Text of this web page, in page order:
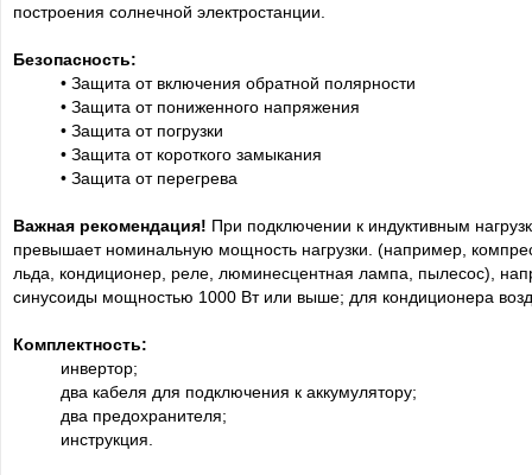
построения солнечной электростанции.
Безопасность:
• Защита от включения обратной полярности
• Защита от пониженного напряжения
• Защита от погрузки
• Защита от короткого замыкания
• Защита от перегрева
Важная рекомендация! При подключении к индуктивным
превышает номинальную мощность нагрузки. (например,
льда, кондиционер, реле, люминесцентная лампа, пылесос),
синусоиды мощностью 1000 Вт или выше; для кондиционера
Комплектность:
инвертор;
два кабеля для подключения к аккумулятору;
два предохранителя;
инструкция.